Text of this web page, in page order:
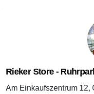
Rieker Store -
Am Einkaufszentrum 12,